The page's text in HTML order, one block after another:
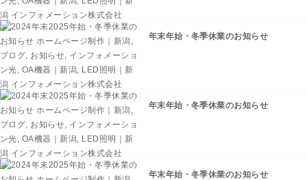
年末年始・冬季休業のお知らせ
年末年始・冬季休業のお知らせ
年末年始・冬季休業のお知らせ